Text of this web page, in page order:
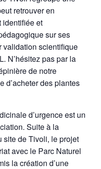
retrouver en
identifiée et
sur ses
validation scientifique
N’hésitez pas par la
de notre
d’acheter des plantes
d’urgence est un
Suite à la
site de Tivoli, le projet
avec le Parc Naturel
la création d’une